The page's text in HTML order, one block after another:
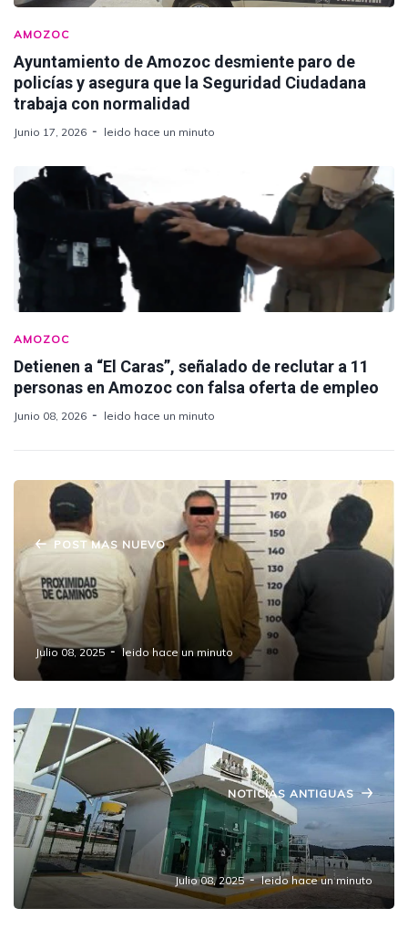
AMOZOC
Ayuntamiento de Amozoc desmiente paro de
policías y asegura que la Seguridad Ciudadana
trabaja con normalidad
Junio 17, 2026 leido hace un minuto
AMOZOC
Detienen a “El Caras”, señalado de reclutar a 11
personas en Amozoc con falsa oferta de empleo
Junio 08, 2026 leido hace un minuto
POST MAS NUEVO
Autoridades Capturan al Conductor que
Huyó Tras Atropellar y Matar a Adulto Mayor
en Amozoc
Julio 08, 2025 leido hace un minuto
NOTICIAS ANTIGUAS
Roban Banco de Bienestar en Amozoc,
Puebla
Julio 08, 2025 leido hace un minuto